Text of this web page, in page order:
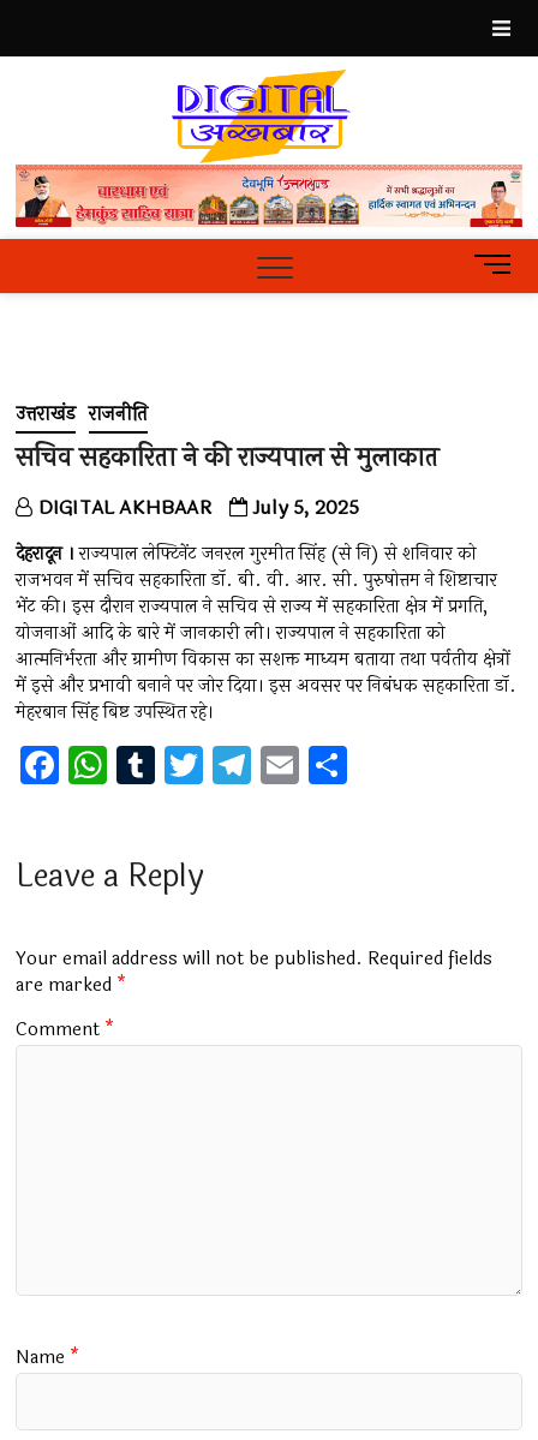
content
Hindi
News
PortalM
e
उत्तराखंड राजनीति
सचिव सहकारिता ने की राज्यपाल से मुलाकात
DIGITAL AKHBAAR July 5, 2025
देहरादून ।राज्यपाल लेफ्टिनेंट जनरल गुरमीत सिंह (से नि) से शनिवार को
राजभवन में सचिव सहकारिता डॉ. बी. वी. आर. सी. पुरुषोत्तम ने शिष्टाचार
भेंट की। इस दौरान राज्यपाल ने सचिव से राज्य में सहकारिता क्षेत्र में प्रगति,
योजनाओं आदि के बारे में जानकारी ली। राज्यपाल ने सहकारिता को
आत्मनिर्भरता और ग्रामीण विकास का सशक्त माध्यम बताया तथा पर्वतीय क्षेत्रों
में इसे और प्रभावी बनाने पर जोर दिया। इस अवसर पर निबंधक सहकारिता डॉ.
मेहरबान सिंह बिष्ट उपस्थित रहे।
F
a
b
o
k
W
h
s
p
p
T
u
bl
T
wi
er
T
el
m
E
m
Leave a Reply
Your email address will not be published. Required fields
are marked *
Comment *
Name *